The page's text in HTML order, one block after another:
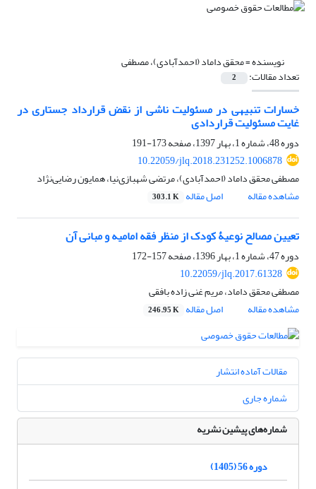
نویسنده =محقق داماد (احمدآبادی)، مصطفی
تعداد مقالات: 2
خسارات تنبیهی در مسئولیت ناشی از نقض قرارداد جستاری در
غایت مسئولیت قراردادی
دوره 48، شماره 1، بهار 1397، صفحه
173-191
10.22059/jlq.2018.231252.1006878
مصطفی محقق داماد (احمدآبادی)، مرتضی شهبازی‌نیا، همایون رضایی‌نژاد
مشاهده مقاله
اصل مقاله 303.1 K
تعیین مصالح نوعیۀ کودک از منظر فقه امامیه و مبانی آن
دوره 47، شماره 1، بهار 1396، صفحه
157-172
10.22059/jlq.2017.61328
مصطفی محقق داماد، مریم غنی زاده بافقی
مشاهده مقاله
اصل مقاله 246.95 K
مقالات آماده انتشار
شماره جاری
شماره‌های پیشین نشریه
دوره 56 (1405)